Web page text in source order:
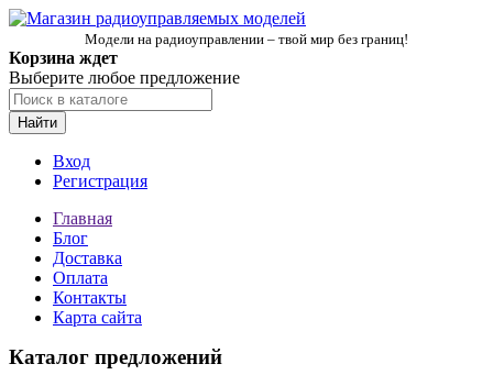
Модели на радиоуправлении – твой мир без границ!
Корзина ждет
Выберите любое предложение
Найти
Вход
Регистрация
Главная
Блог
Доставка
Оплата
Контакты
Карта сайта
Каталог предложений